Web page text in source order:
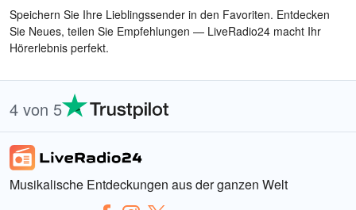
Speichern Sie Ihre Lieblingssender in den Favoriten. Entdecken
Sie Neues, teilen Sie Empfehlungen — LiveRadio24 macht Ihr
Hörerlebnis perfekt.
4 von 5
Musikalische Entdeckungen aus der ganzen Welt